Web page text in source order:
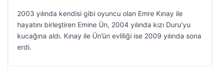
2003 yılında kendisi gibi oyuncu olan Emre Kınay ile
hayatını birleştiren Emine Ün, 2004 yılında kızı Duru’yu
kucağına aldı. Kınay ile Ün’ün evliliği ise 2009 yılında sona
erdi.